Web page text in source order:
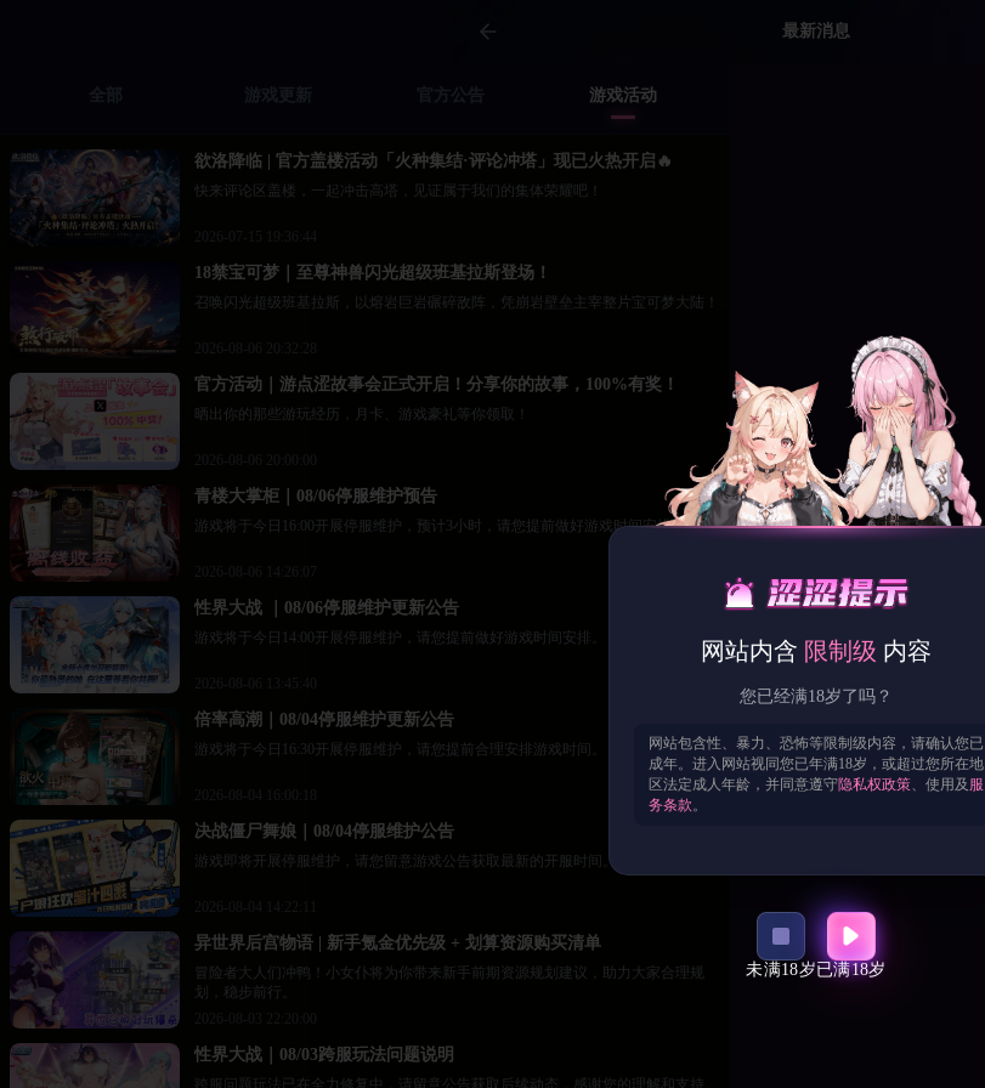
最新消息
游戏活动
欲洛降临 | 官方盖楼活动「火种集结·评论冲塔」现已火热开启🔥
快来评论区盖楼，一起冲击高塔，见证属于我们的集体荣耀吧！
2026-07-15 19:36:44
18禁宝可梦｜至尊神兽闪光超级班基拉斯登场！
召唤闪光超级班基拉斯，以熔岩巨岩碾碎敌阵，凭崩岩壁垒主宰整片宝可梦大陆！
2026-08-06 20:32:28
官方活动｜游点涩故事会正式开启！分享你的故事，100%有奖！
晒出你的那些游玩经历，月卡、游戏豪礼等你领取！
2026-08-06 20:00:00
青楼大掌柜｜08/06停服维护预告
游戏将于今日16:00开展停服维护，预计3小时，请您提前做好游戏时间安排。
2026-08-06 14:26:07
性界大战 ｜08/06停服维护更新公告
游戏将于今日14:00开展停服维护，请您提前做好游戏时间安排。
2026-08-06 13:45:40
倍率高潮｜08/04停服维护更新公告
游戏将于今日16:30开展停服维护，请您提前合理安排游戏时间。
2026-08-04 16:00:18
决战僵尸舞娘｜08/04停服维护公告
游戏即将开展停服维护，请您留意游戏公告获取最新的开服时间。
2026-08-04 14:22:11
异世界后宫物语 | 新手氪金优先级 + 划算资源购买清单
冒险者大人们冲鸭！小女仆将为你带来新手前期资源规划建议，助力大家合理规
划，稳步前行。
2026-08-03 22:20:00
性界大战｜08/03跨服玩法问题说明
跨服问题玩法已在全力修复中，请留意公告获取后续动态，感谢您的理解和支持。
网站内含 限制级 内容
您已经满18岁了吗？
网站包含性、暴力、恐怖等限制级内容，请确认您已
成年。进入网站视同您已年满18岁，或超过您所在地
区法定成人年龄，并同意遵守隐私权政策、使用及 服
务条款。
未满18岁已满18岁